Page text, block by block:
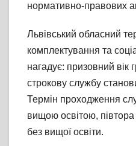
нормативно-правових
Львівський обласний
комплектування та
нагадує: призовний вік
строкову службу
Термін проходження
вищою освітою,
без вищої освіти.